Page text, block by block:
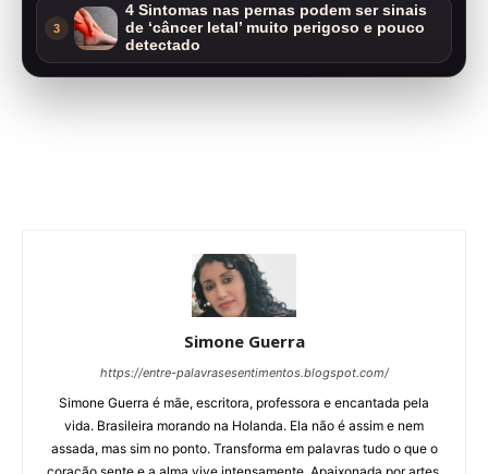
3
4 Sintomas nas pernas podem ser sinais
de ‘câncer letal’ muito perigoso e pouco
detectado
Simone Guerra
https://entre-palavrasesentimentos.blogspot.com/
Simone Guerra é mãe, escritora, professora e encantada pela
vida. Brasileira morando na Holanda. Ela não é assim e nem
assada, mas sim no ponto. Transforma em palavras tudo o que o